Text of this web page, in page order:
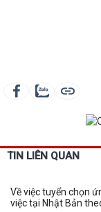
TIN LIÊN QUAN
Về việc tuyển chọn
việc tại Nhật Bản